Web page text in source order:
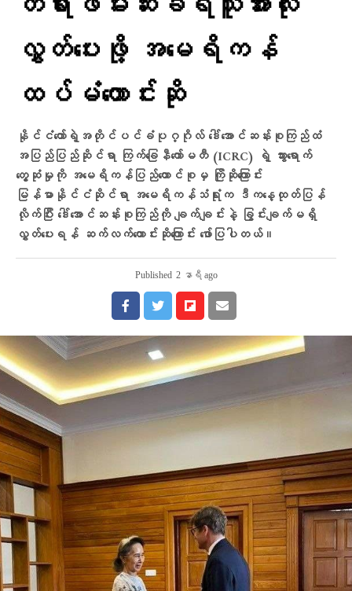
လွှတ်ပေးဖို့ အမေရိကန်
ထပ်မံတောင်းဆို
နိုင်ငံတော်ရဲ့အတိုင်ပင်ခံပုဂ္ဂိုလ် ဒေါ်အောင်ဆန်းစုကြည်ထံ
အပြည်ပြည်ဆိုင်ရာ ကြက်ခြေနီကော်မတီ (ICRC) ရဲ့ သွားရောက်
တွေ့ဆုံမှုကို အမေရိကန်ပြည်ထောင်စုမှ ကြိုဆိုကြောင်း
မြန်မာနိုင်ငံဆိုင်ရာ အမေရိကန်သံရုံးက ဒီကနေ့ထုတ်ပြန်
လိုက်ပြီး ဒေါ်အောင်ဆန်းစုကြည်ကို ချက်ချင်းနဲ့ ခြွင်းချက်မရှိ
လွှတ်ပေးရန် ဆက်လက်တောင်းဆိုကြောင်း ဖော်ပြပါတယ်။
Published 2 နာရီ ago